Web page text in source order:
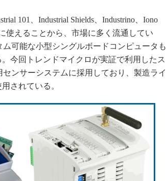
101、Industrial Shields、Industrino、Iono
使えることから、市場に多く流通してい
ム可能な小型シングルボードコンピュータも
今回トレンドマイクロが実証で利用したス
ンサーシステムに採用しており、製造ライ
されている。